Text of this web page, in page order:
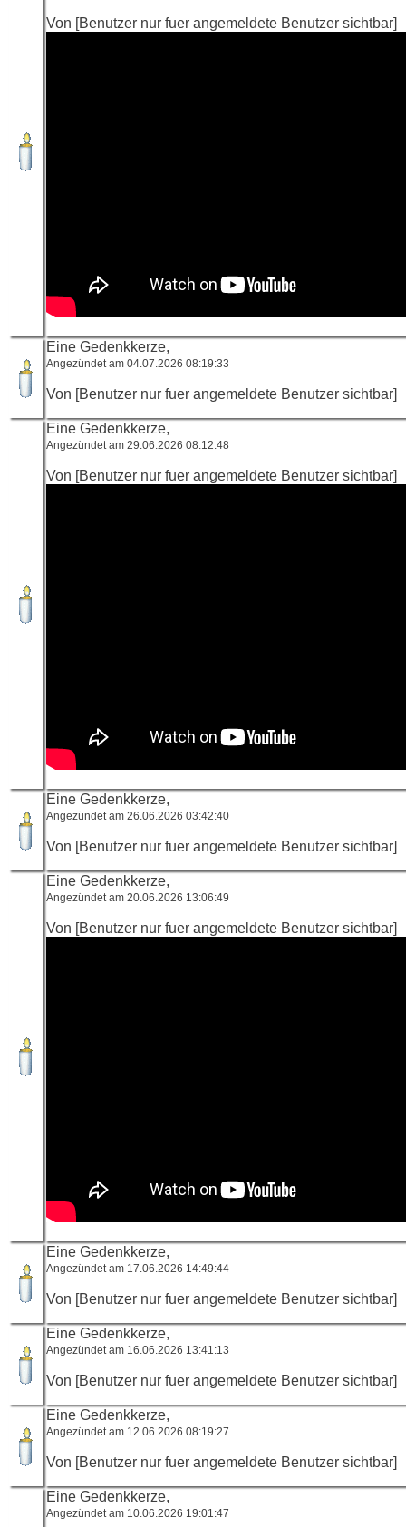
Von [Benutzer nur fuer angemeldete Benutzer sichtbar]
Eine Gedenkkerze,
Angezündet am 04.07.2026 08:19:33
Von [Benutzer nur fuer angemeldete Benutzer sichtbar]
Eine Gedenkkerze,
Angezündet am 29.06.2026 08:12:48
Von [Benutzer nur fuer angemeldete Benutzer sichtbar]
Eine Gedenkkerze,
Angezündet am 26.06.2026 03:42:40
Von [Benutzer nur fuer angemeldete Benutzer sichtbar]
Eine Gedenkkerze,
Angezündet am 20.06.2026 13:06:49
Von [Benutzer nur fuer angemeldete Benutzer sichtbar]
Eine Gedenkkerze,
Angezündet am 17.06.2026 14:49:44
Von [Benutzer nur fuer angemeldete Benutzer sichtbar]
Eine Gedenkkerze,
Angezündet am 16.06.2026 13:41:13
Von [Benutzer nur fuer angemeldete Benutzer sichtbar]
Eine Gedenkkerze,
Angezündet am 12.06.2026 08:19:27
Von [Benutzer nur fuer angemeldete Benutzer sichtbar]
Eine Gedenkkerze,
Angezündet am 10.06.2026 19:01:47